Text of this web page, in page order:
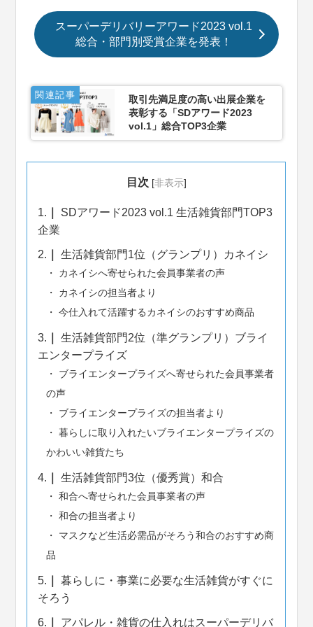
スーパーデリバリーアワード2023 vol.1
総合・部門別受賞企業を発表！
関連記事
取引先満足度の高い出展企業を
表彰する「SDアワード2023
vol.1」総合TOP3企業
目次 [非表示]
1.
SDアワード2023 vol.1 生活雑貨部門TOP3
企業
2. 生活雑貨部門1位（グランプリ）カネイシ
カネイシへ寄せられた会員事業者の声
カネイシの担当者より
今仕入れて活躍するカネイシのおすすめ商品
3.
生活雑貨部門2位（準グランプリ）ブライ
エンタープライズ
ブライエンタープライズへ寄せられた会員事業者
の声
ブライエンタープライズの担当者より
暮らしに取り入れたいブライエンタープライズの
かわいい雑貨たち
4. 生活雑貨部門3位（優秀賞）和合
和合へ寄せられた会員事業者の声
和合の担当者より
マスクなど生活必需品がそろう和合のおすすめ商
品
5.
暮らしに・事業に必要な生活雑貨がすぐに
そろう
6. アパレル・雑貨の仕入れはスーパーデリバ